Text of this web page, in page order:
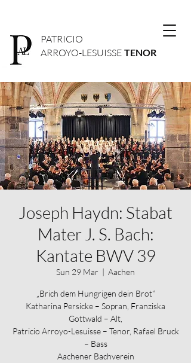
PATRICIO
ARROYO-LESUISSE TENOR
Joseph Haydn: Stabat
Mater J. S. Bach:
Kantate BWV 39
Sun 29 Mar
  |
Aachen
„Brich dem Hungrigen dein Brot“
Katharina Persicke – Sopran, Franziska
Gottwald – Alt,
Patricio Arroyo-Lesuisse – Tenor, Rafael Bruck
– Bass
Aachener Bachverein